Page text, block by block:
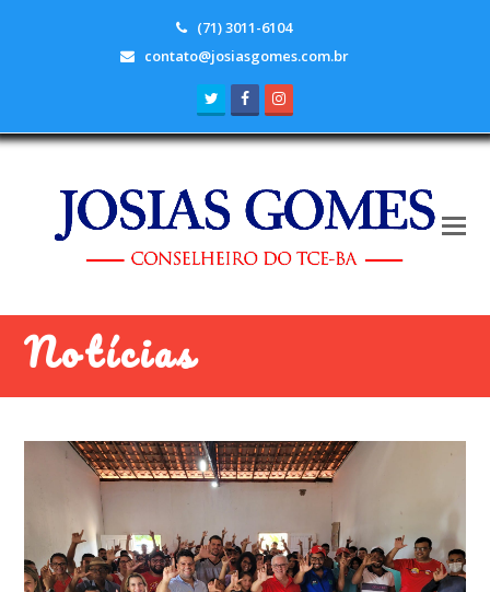
(71) 3011-6104
contato@josiasgomes.com.br
TwitterFacebook
Notícias